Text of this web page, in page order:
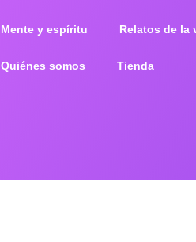
Mente y espíritu Relatos de la
Quiénes somos Tienda